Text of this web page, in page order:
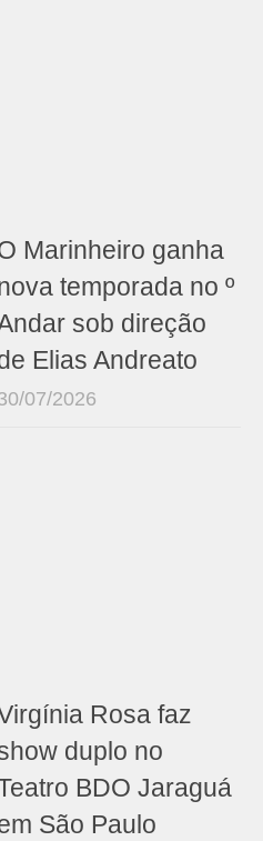
Marinheiro ganha
temporada no º
sob direção
Elias Andreato
07/2026
Rosa faz
duplo no
BDO Jaraguá
São Paulo